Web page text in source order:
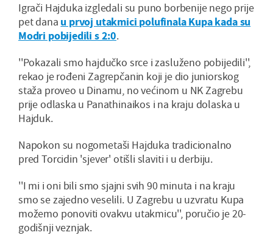
Igrači Hajduka izgledali su puno borbenije nego prije
pet dana u prvoj utakmici polufinala Kupa kada su
Modri pobijedili s 2:0.
''Pokazali smo hajdučko srce i zasluženo pobijedili'',
rekao je rođeni Zagrepčanin koji je dio juniorskog
staža proveo u Dinamu, no većinom u NK Zagrebu
prije odlaska u Panathinaikos i na kraju dolaska u
Hajduk.
Napokon su nogometaši Hajduka tradicionalno
pred Torcidin 'sjever' otišli slaviti i u derbiju.
''I mi i oni bili smo sjajni svih 90 minuta i na kraju
smo se zajedno veselili. U Zagrebu u uzvratu Kupa
možemo ponoviti ovakvu utakmicu'', poručio je 20-
godišnji veznjak.